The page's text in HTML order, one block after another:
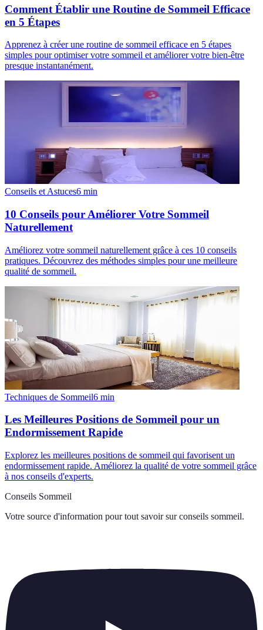
Comment Établir une Routine de Sommeil Efficace
en 5 Étapes
Apprenez à créer une routine de sommeil efficace en 5 étapes
simples pour optimiser votre sommeil et améliorer votre bien-être
presque instantanément.
Conseils et Astuces6 min
10 Conseils pour Améliorer Votre Sommeil
Naturellement
Améliorez votre sommeil naturellement grâce à ces 10 conseils
pratiques. Découvrez des méthodes simples pour une meilleure
qualité de sommeil.
Techniques de Sommeil6 min
Les Meilleures Positions de Sommeil pour un
Endormissement Rapide
Explorez les meilleures positions de sommeil qui favorisent un
endormissement rapide. Améliorez la qualité de votre sommeil grâce
à nos conseils d'experts.
Conseils Sommeil
Votre source d'information pour tout savoir sur conseils sommeil.